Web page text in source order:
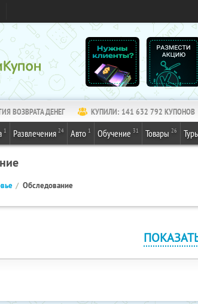
ВОЗВРАТА ДЕНЕГ КУПИЛИ: 141 632 794 КУПОНОВ
1 Развлечения 24 Авто 1 Обучение 31 Товары 26
Обследование